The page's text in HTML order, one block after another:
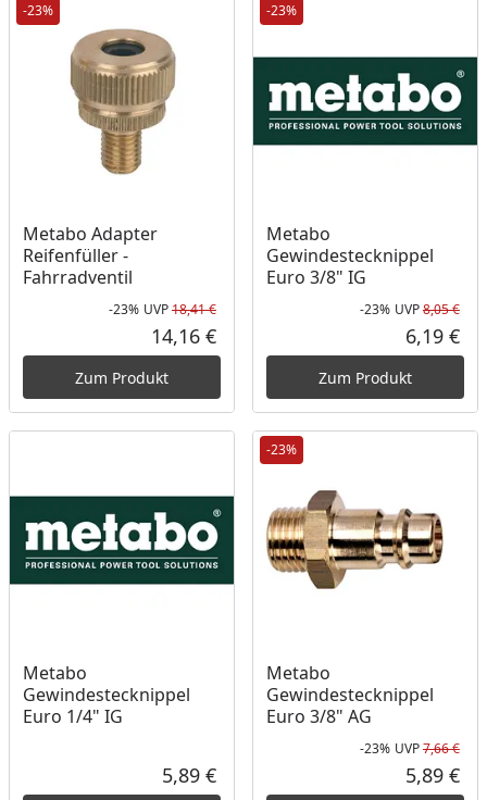
-23%
Metabo Adapter
Reifenfüller -
Fahrradventil
Rabatt in Prozent
-23%
Ursprünglicher Preis
UVP18,41 €
Aktueller Preis
14,16 €
Zum Produkt
-23%
Metabo
Gewindestecknippel
Euro 3/8" IG
-23% UVP8,05 €
6,19 €
Zum Produkt
Metabo
Gewindestecknippel
Euro 1/4" IG
Aktueller Preis
5,89 €
-23%
Metabo
Gewindestecknippel
Euro 3/8" AG
-23% UVP7,66 €
5,89 €